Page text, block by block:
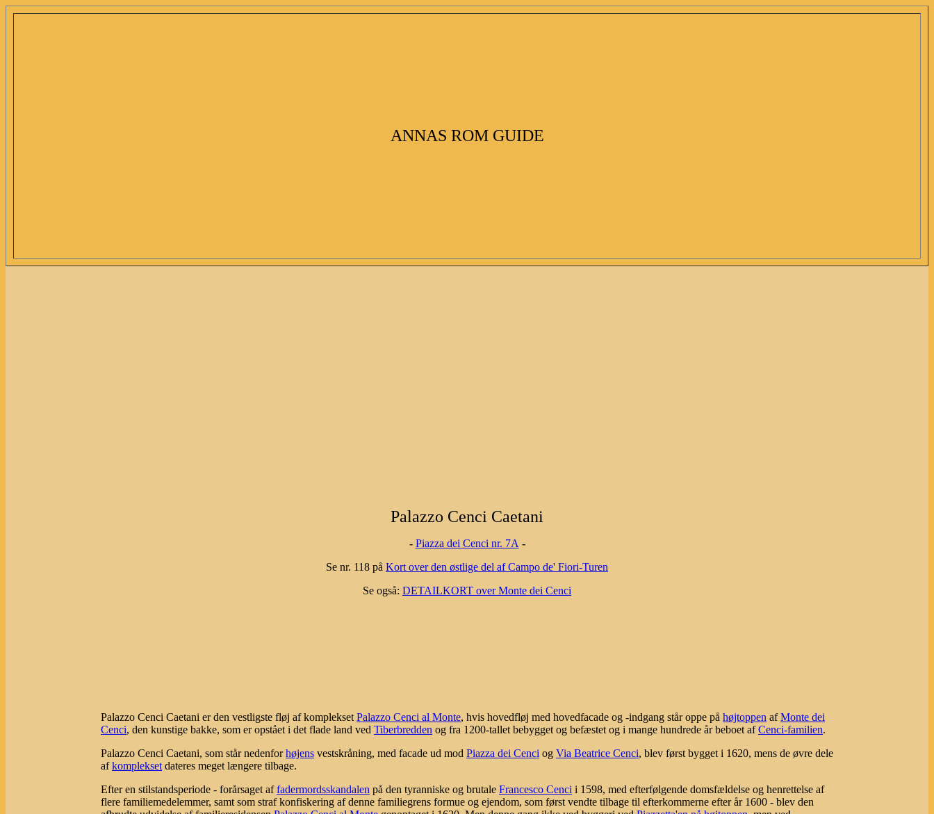
ANNAS ROM GUIDE
Palazzo Cenci Caetani
- Piazza dei Cenci nr. 7A -
Se nr. 118 på Kort over den østlige del af Campo de' Fiori-Turen
Se også: DETAILKORT over Monte dei Cenci
Palazzo Cenci Caetani er den vestligste fløj af komplekset Palazzo Cenci al Monte, hvis hovedfløj med hovedfacade og -indgang står oppe på højtoppen afMonte dei
Cenci, den kunstige bakke, som er opstået i det flade land ved Tiberbredden og fra 1200-tallet bebygget og befæstet og i mange hundrede år beboet afCenci-familien.
Palazzo Cenci Caetani, som står nedenforhøjens vestskråning, med facade ud mod Piazza dei Cenci og Via Beatrice Cenci, blev først bygget i 1620, mens de øvre dele
afkomplekset dateres meget længere tilbage.
Efter en stilstandsperiode - forårsaget affadermordsskandalen på den tyranniske og brutale Francesco Cenci i 1598, med efterfølgende domsfældelse og henrettelse af
flere familiemedelemmer, samt som straf konfiskering af denne familiegrens formue og ejendom, som først vendte tilbage til efterkommerne efter år 1600 - blev den